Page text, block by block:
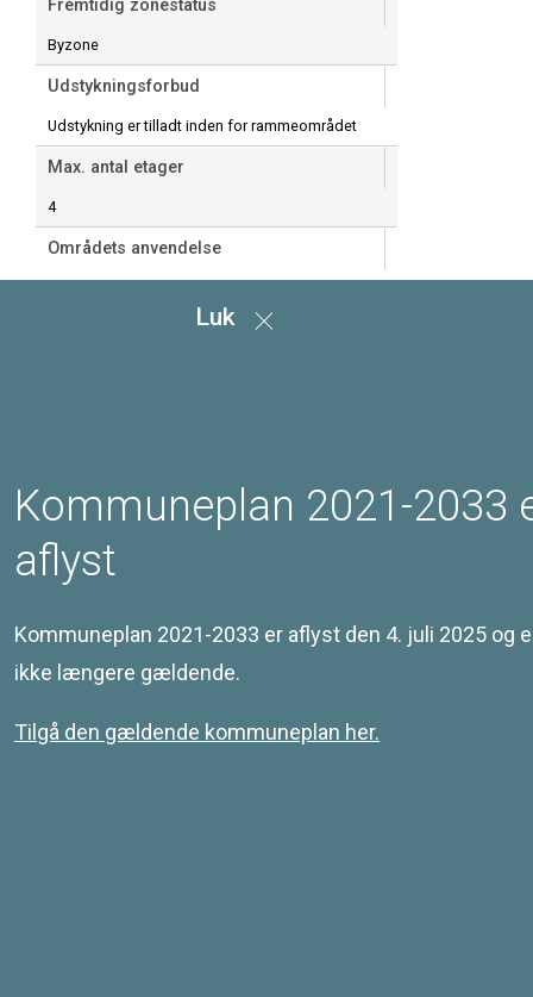
Fremtidig zonestatus
Byzone
Udstykningsforbud
Udstykning er tilladt inden for rammeområdet
Max. antal etager
4
Områdets anvendelse
Specifik anvendelse
Det maks. areal for butikker: 6000m². Dagligvarer,
maks. areal pr. butik: 300m². Udvalgsvarer, maks.
areal pr. butik: 600m².
Se også de
Luk
Kommuneplan 2021-2033
aflyst
Kommuneplan 2021-2033 er aflyst den 4. juli 2025 og
ikke længere gældende.
Tilgå den gældende kommuneplan her.